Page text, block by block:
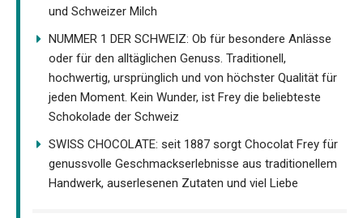
und Schweizer Milch
NUMMER 1 DER SCHWEIZ: Ob für besondere Anlässe
oder für den alltäglichen Genuss. Traditionell,
hochwertig, ursprünglich und von höchster Qualität für
jeden Moment. Kein Wunder, ist Frey die beliebteste
Schokolade der Schweiz
SWISS CHOCOLATE: seit 1887 sorgt Chocolat Frey für
genussvolle Geschmackserlebnisse aus traditionellem
Handwerk, auserlesenen Zutaten und viel Liebe